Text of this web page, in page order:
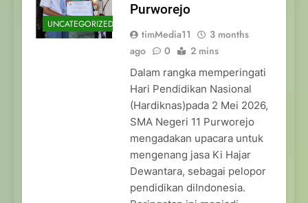
UNCATEGORIZED
Purworejo
timMedia11
3 months
ago
0 2 mins
Dalam rangka memperingati
Hari Pendidikan Nasional
(Hardiknas)pada 2 Mei 2026,
SMA Negeri 11 Purworejo
mengadakan upacara untuk
mengenang jasa Ki Hajar
Dewantara, sebagai pelopor
pendidikan diIndonesia.